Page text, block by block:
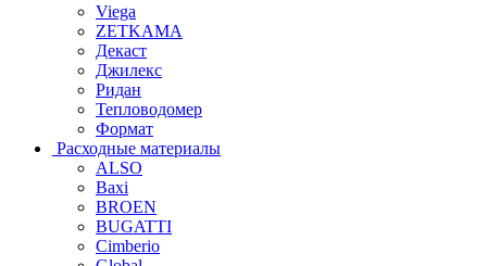
Viega
ZETKAMA
Декаст
Джилекс
Ридан
Тепловодомер
Формат
Расходные материалы
ALSO
Baxi
BROEN
BUGATTI
Cimberio